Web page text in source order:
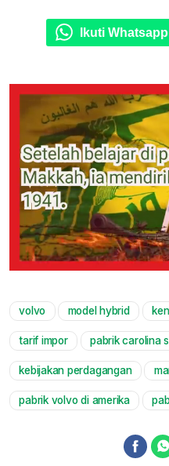
Ikuti
volvo model hybrid
tarif impor pabrik carolina
kebijakan perdagangan
pabrik volvo di amerika